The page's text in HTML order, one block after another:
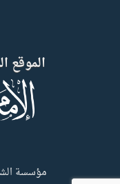
الموقع
مؤسسة